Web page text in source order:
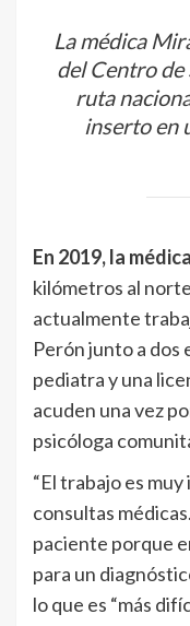
La médica
del Centro de
ruta
inserto en
En 2019, la
kilómetros al
actualmente
Perón junto a
pediatra y una
acuden una vez
psicóloga
“El trabajo es
consultas
paciente porque
para un
lo que es “más